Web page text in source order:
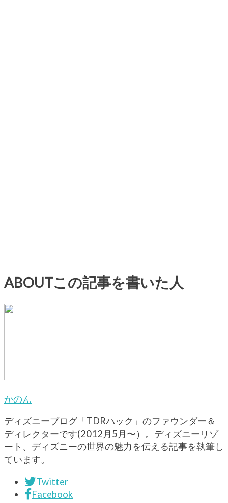
ABOUTこの記事を書いた人
かのん
ディズニーブログ「TDRハック」のファウンダー＆
ディレクターです(2012月5月〜）。ディズニーリゾ
ート、ディズニーの世界の魅力を伝える記事を執筆し
ています。
Twitter
Facebook